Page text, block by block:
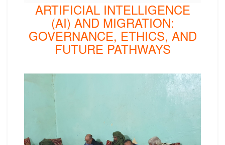
ARTIFICIAL INTELLIGENCE
(AI) AND MIGRATION:
GOVERNANCE, ETHICS, AND
FUTURE PATHWAYS